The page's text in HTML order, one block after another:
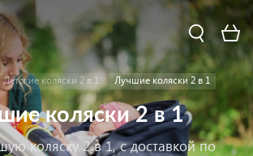
Детские коляски 2 в 1 Лучшие коляски 2 в 1
коляски 2 в 1
коляску 2 в 1, с доставкой по